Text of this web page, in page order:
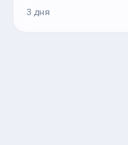
3 дня